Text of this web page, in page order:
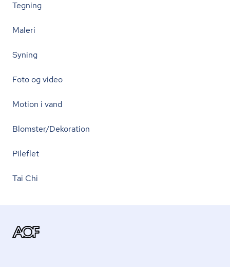
Tegning
Maleri
Syning
Foto og video
Motion i vand
Blomster/Dekoration
Pileflet
Tai Chi